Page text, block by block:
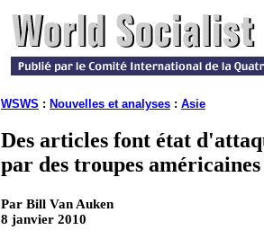
WSWS : Nouvelles et analyses : Asie
Des articles font état
par des troupes
Par Bill Van Auken
8 janvier 2010